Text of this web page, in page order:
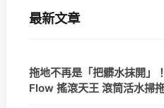
最新文章
拖地不再是「把髒水抹開」
Flow 搖滾天王 滾筒活水掃